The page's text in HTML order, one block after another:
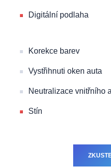
Digitální podlaha
Korekce barev
Vystřihnuti oken auta
Neutralizace vnitřního
Stín